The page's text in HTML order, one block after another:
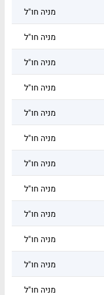
מניה חו"ל
מניה חו"ל
מניה חו"ל
מניה חו"ל
מניה חו"ל
מניה חו"ל
מניה חו"ל
מניה חו"ל
מניה חו"ל
מניה חו"ל
מניה חו"ל
מניה חו"ל